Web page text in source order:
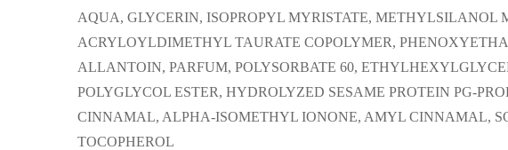
AQUA, GLYCERIN, ISOPROPYL MYRISTATE,
ACRYLOYLDIMETHYL TAURATE COPOLYMER,
ALLANTOIN, PARFUM, POLYSORBATE 60,
POLYGLYCOL ESTER, HYDROLYZED SESAME PROTEIN PG-
CINNAMAL, ALPHA-ISOMETHYL IONONE, AMYL CINNAMAL,
TOCOPHEROL